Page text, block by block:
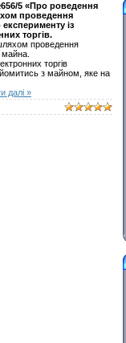
5 «Про роведення
проведення
із
торгів.
проведення
майна.
торгів
з майном, яке на
далі »